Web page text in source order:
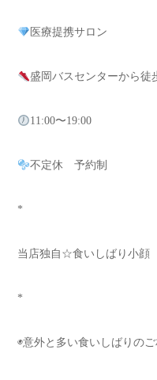
医療提携サロン
盛岡バスセンターから徒
11:00〜19:00
不定休 予約制
*
当店独自☆食いしばり小顔
*
◉意外と多い食いしばりの